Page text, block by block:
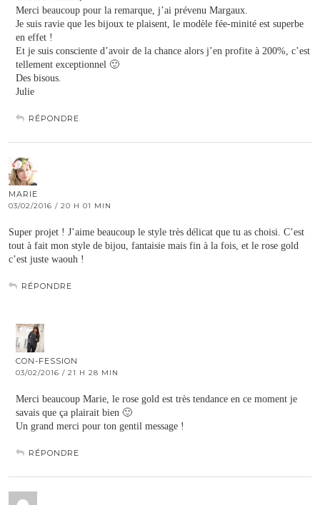
Merci beaucoup pour la remarque, j’ai prévenu Margaux.
Je suis ravie que les bijoux te plaisent, le modèle fée-minité est superbe
en effet !
Et je suis consciente d’avoir de la chance alors j’en profite à 200%, c’est
tellement exceptionnel 🙂
Des bisous.
Julie
RÉPONDRE
MARIE
03/02/2016 / 20 H 01 MIN
Super projet ! J’aime beaucoup le style très délicat que tu as choisi. C’est
tout à fait mon style de bijou, fantaisie mais fin à la fois, et le rose gold
c’est juste waouh !
RÉPONDRE
CON-FESSION
03/02/2016 / 21 H 28 MIN
Merci beaucoup Marie, le rose gold est très tendance en ce moment je
savais que ça plairait bien 🙂
Un grand merci pour ton gentil message !
RÉPONDRE